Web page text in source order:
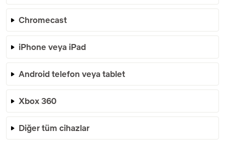
Chromecast
iPhone veya iPad
Android telefon veya tablet
Xbox 360
Diğer tüm cihazlar